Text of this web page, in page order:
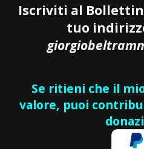
Iscriviti al
tuo
Se ritieni che il
valore, puoi